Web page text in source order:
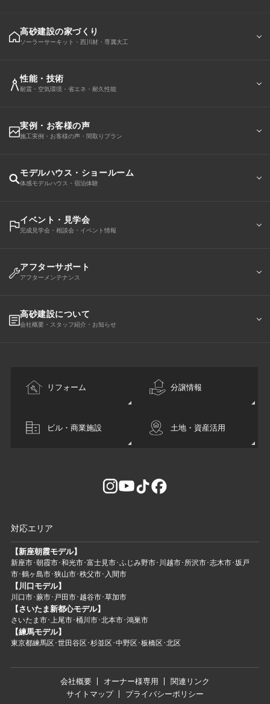
高砂建設の家づくり
ソーラーサーキット・西川材・専属大工
性能・技術
耐震・空気環境・省エネ・耐久性能
実例・お客様の声
施工実例・お客様の声・間取りプラン
モデルハウス・ショールーム
体感モデルハウス・宿泊体験
イベント・見学会
完成見学会・相談会・イベント情報
アフターサポート
アフターメンテナンス
高砂建設について
会社概要・スタッフ紹介・お知らせ
リフォーム 分譲情報
ビル・商業施設 土地・資産活用
対応エリア
【新座朝霞モデル】
新座市･朝霞市･和光市･富士見市･ふじみ野市･川越市･所沢市･志木市･坂戸
市･鶴ヶ島市･狭山市･秩父市･入間市
【川口モデル】
川口市･蕨市･戸田市･越谷市･草加市
【さいたま新都心モデル】
さいたま市･上尾市･桶川市･北本市･鴻巣市
【練馬モデル】
東京都練馬区･世田谷区･杉並区･中野区･板橋区･北区
会社概要 オーナー様専用
関連リンク
サイトマップ
プライバシーポリシー